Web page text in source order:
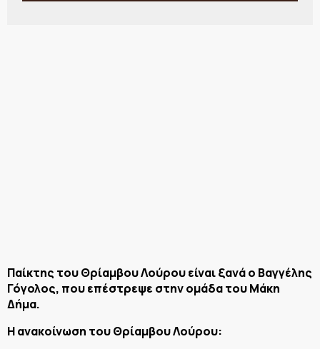
Παίκτης του Θρίαμβου Λούρου είναι ξανά ο Βαγγέλης
Γόγολος, που επέστρεψε στην ομάδα του Μάκη
Δήμα.
Η ανακοίνωση του Θρίαμβου Λούρου: